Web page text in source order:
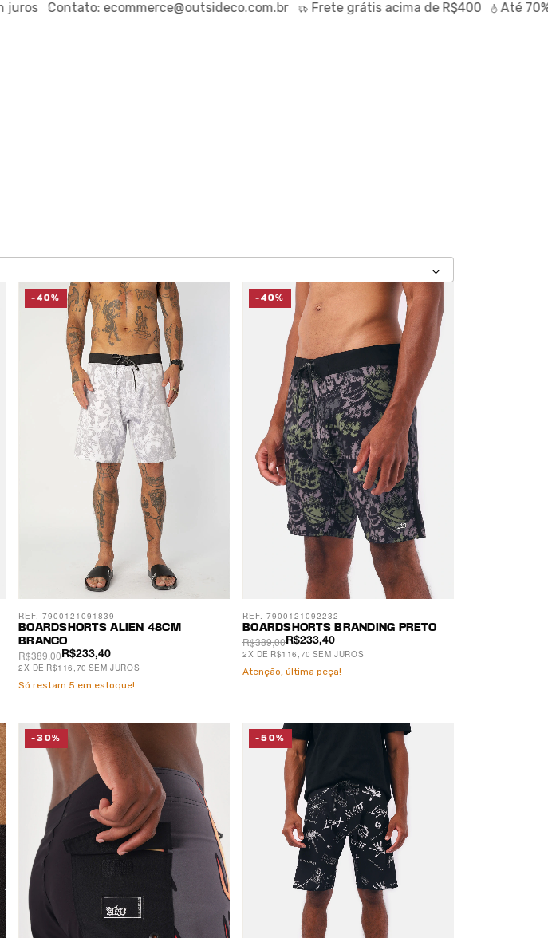
Contato:ecommerce@outsideco.com.br Fretegrátisacima de R$400 Até70% OFF
BOARDSHORTS ALIEN 48CM
BRANCO
R$233,40
R$389,00
2X DE R$116,70 SEM JUROS
REF. 7900121091839
-40%
Só restam 5 em estoque!
BOARDSHORTS BRANDING PRETO
R$233,40
R$389,00
2X DE R$116,70 SEM JUROS
REF. 7900121092232
-40%
Atenção, última peça!
-30% -50%